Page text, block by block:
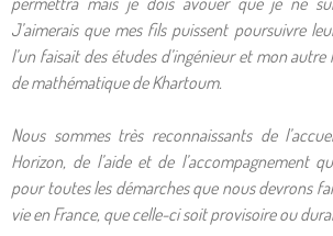
J’aimerais que mes fils puissent poursuivre
l’un faisait des études d’ingénieur et mon
de mathématique de Khartoum.
Nous sommes très reconnaissants de
Horizon, de l’aide et de l’accompagnement
pour toutes les démarches que nous devrons
vie en France, que celle-ci soit provisoire ou